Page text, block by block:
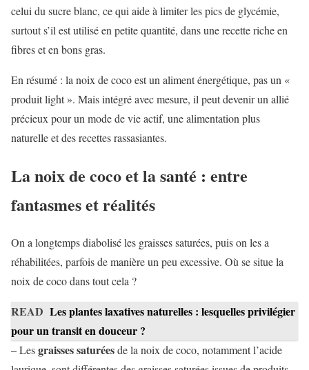
celui du sucre blanc, ce qui aide à limiter les pics de glycémie,
surtout s’il est utilisé en petite quantité, dans une recette riche en
fibres et en bons gras.
En résumé : la noix de coco est un aliment énergétique, pas un «
produit light ». Mais intégré avec mesure, il peut devenir un allié
précieux pour un mode de vie actif, une alimentation plus
naturelle et des recettes rassasiantes.
La noix de coco et la santé : entre
fantasmes et réalités
On a longtemps diabolisé les graisses saturées, puis on les a
réhabilitées, parfois de manière un peu excessive. Où se situe la
noix de coco dans tout cela ?
READ Les plantes laxatives naturelles : lesquelles privilégier
pour un transit en douceur ?
– Lesgraisses saturéesde la noix de coco, notamment l’acide